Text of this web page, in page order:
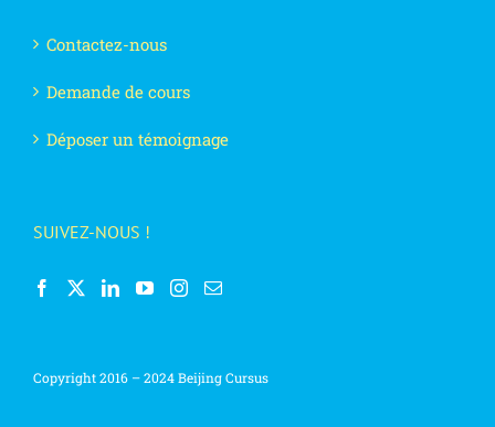
Contactez-nous
Demande de cours
Déposer un témoignage
SUIVEZ-NOUS !
Copyright 2016 – 2024 Beijing Cursus